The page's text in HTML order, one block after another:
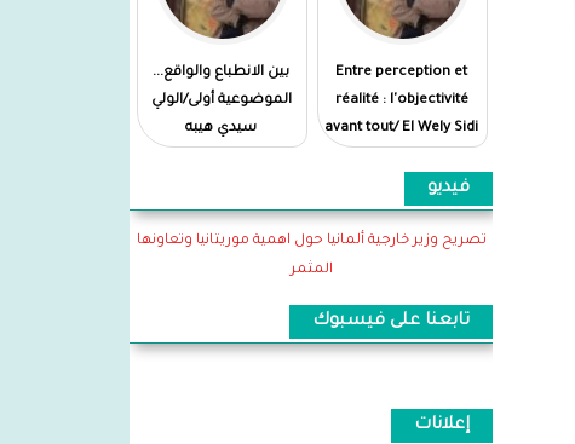
Entre perception et
réalité : l'objectivité
avant tout/ El Wely Sidi
بين الانطباع والواقع...
الموضوعية أولى/الولي
سيدي هيبه
فيديو
تصريح وزير خارجية ألمانيا حول اهمية موريتانيا وتعاونها
المثمر
تابعنا على فيسبوك
إعلانات